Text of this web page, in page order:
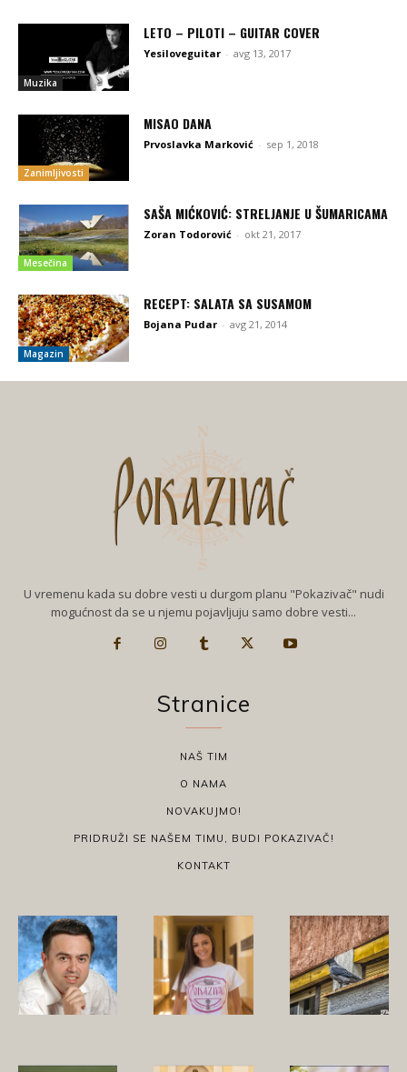
Muzika
LETO – PILOTI – GUITAR COVER
Yesiloveguitar - avg 13, 2017
Zanimljivosti
MISAO DANA
Prvoslavka Marković - sep 1, 2018
Mesečina
SAŠA MIĆKOVIĆ: STRELJANJE U ŠUMARICAMA
Zoran Todorović - okt 21, 2017
Magazin
RECEPT: SALATA SA SUSAMOM
Bojana Pudar - avg 21, 2014
U vremenu kada su dobre vesti u durgom planu "Pokazivač" nudi
mogućnost da se u njemu pojavljuju samo dobre vesti...
Stranice
NAŠ TIM
O NAMA
NOVAKUJMO!
PRIDRUŽI SE NAŠEM TIMU, BUDI POKAZIVAČ!
KONTAKT